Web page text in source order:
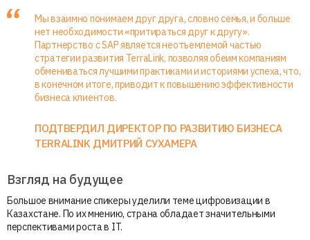
Мы взаимно понимаем друг друга, словно семья, и больше
нет необходимости «притираться друг к другу».
Партнерство с SAP является неотъемлемой частью
стратегии развития TerraLink, позволяя обеим компаниям
обмениваться лучшими практиками и историями успеха, что,
в конечном итоге, приводит к повышению эффективности
бизнеса клиентов.
ПОДТВЕРДИЛ ДИРЕКТОР ПО РАЗВИТИЮ БИЗНЕСА
TERRALINK ДМИТРИЙ СУХАМЕРА
Взгляд на будущее
Большое внимание спикеры уделили теме цифровизации в
Казахстане. По их мнению, страна обладает значительными
перспективами роста в IT.